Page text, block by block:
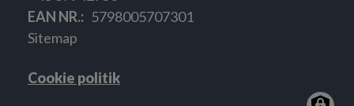
EAN NR.
5798005707301
Sitemap
Cookie politik